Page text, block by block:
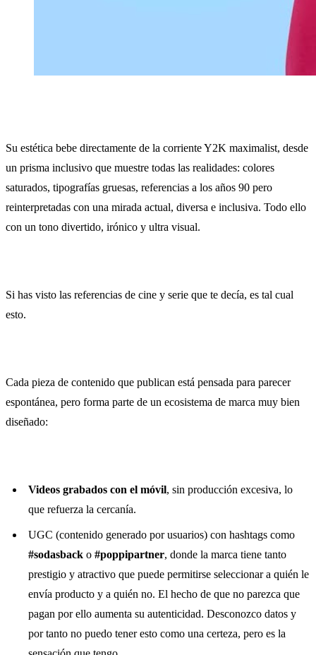
Su estética bebe directamente de la corriente Y2K maximalist, desde
un prisma inclusivo que muestre todas las realidades: colores
saturados, tipografías gruesas, referencias a los años 90 pero
reinterpretadas con una mirada actual, diversa e inclusiva. Todo ello
con un tono divertido, irónico y ultra visual.
Si has visto las referencias de cine y serie que te decía, es tal cual
esto.
Cada pieza de contenido que publican está pensada para parecer
espontánea, pero forma parte de un ecosistema de marca muy bien
diseñado:
Videos grabados con el móvil, sin producción excesiva, lo
que refuerza la cercanía.
UGC (contenido generado por usuarios) con hashtags como
#sodasback o #poppipartner, donde la marca tiene tanto
prestigio y atractivo que puede permitirse seleccionar a quién le
envía producto y a quién no. El hecho de que no parezca que
pagan por ello aumenta su autenticidad. Desconozco datos y
por tanto no puedo tener esto como una certeza, pero es la